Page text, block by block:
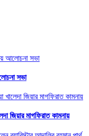
সভা
জিয়ার মাগফিরাত কামনায়